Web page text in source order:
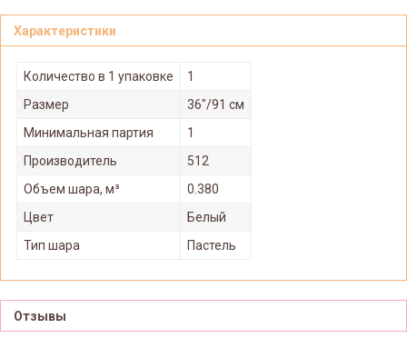
Характеристики
Количество в 1 упаковке
1
Размер
36"/91 см
Минимальная партия
1
Производитель
512
Объем шара, м³
0.380
Цвет
Белый
Тип шара
Пастель
Отзывы